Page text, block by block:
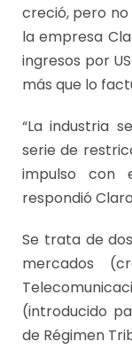
creció, pero
la empresa
ingresos por
más que lo
“La industria
serie de
impulso con
respondió
Se trata de
mercados
(introducido
de Régimen